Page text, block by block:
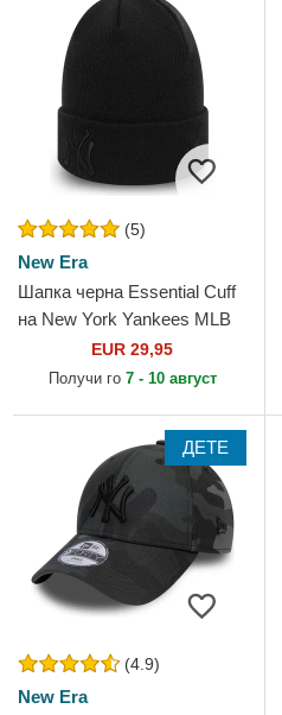
(5)
New Era
Шапка черна Essential Cuff
на New York Yankees MLB
от New EraEUR 29,95
Получи го 7 - 10 август
ДЕТЕ
(4.9)
New Era